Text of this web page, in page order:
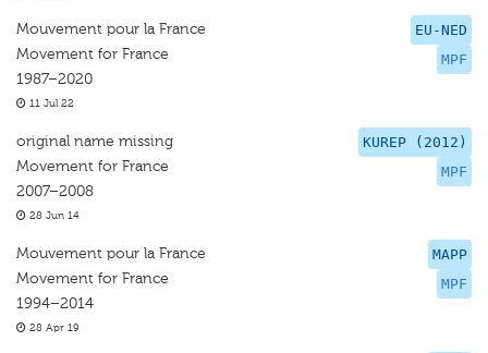
EU-NED
MPF
Mouvement pour la France
Movement for France
1987–2020
11 Jul 22
KUREP (2012)
MPF
original name missing
Movement for France
2007–2008
28 Jun 14
MAPP
MPF
Mouvement pour la France
Movement for France
1994–2014
28 Apr 19